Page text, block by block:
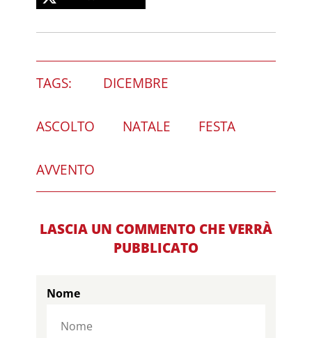
TAGS: DICEMBRE
ASCOLTO NATALE FESTA
AVVENTO
LASCIA UN COMMENTO CHE VERRÀ
PUBBLICATO
Nome